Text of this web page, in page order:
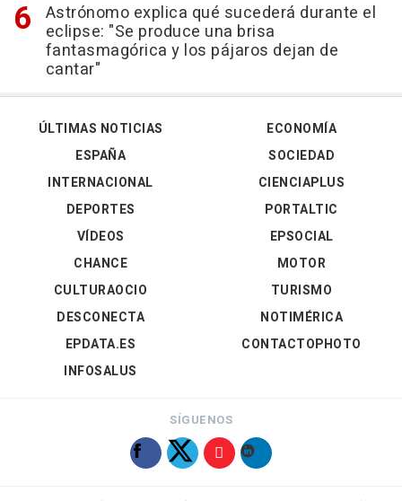
Astrónomo explica qué sucederá durante el
eclipse: "Se produce una brisa
fantasmagórica y los pájaros dejan de
cantar"
ÚLTIMAS NOTICIAS
ESPAÑA
INTERNACIONAL
DEPORTES
VÍDEOS
ECONOMÍA
SOCIEDAD
CIENCIAPLUS
PORTALTIC
EPSOCIAL
CHANCE
CULTURAOCIO
DESCONECTA
EPDATA.ES
INFOSALUS
MOTOR
TURISMO
NOTIMÉRICA
CONTACTOPHOTO
SÍGUENOS